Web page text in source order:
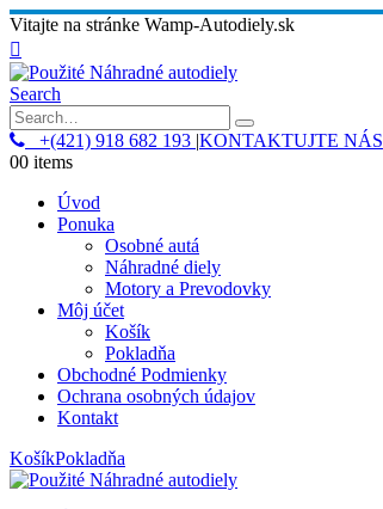
Vitajte na stránke Wamp-Autodiely.sk
Search
+(421) 918 682 193 |KONTAKTUJTE NÁS
00 items
Úvod
Ponuka
Osobné autá
Náhradné diely
Motory a Prevodovky
Môj účet
Košík
Pokladňa
Obchodné Podmienky
Ochrana osobných údajov
Kontakt
KošíkPokladňa